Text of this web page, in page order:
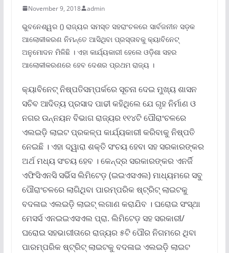
November 9, 2018 admin
ଭୁବନେଶ୍ୱର () ରାଜ୍ୟର ସମସ୍ତ ସହରାଂଚଳରେ ସାର୍ବଜନୀନ ସଡ଼କ
ଆଲୋକୀକରଣ ନିମନ୍ତେ ଆସିଥିବା ପ୍ରସ୍ତାବକୁ କ୍ୟାବିନେଟ୍
ଅନୁମୋଦନ ମିଳିଛି । ଏହା କାର୍ଯ୍ୟକାରୀ ହେଲେ ଓଡ଼ିଶା ସହର
ଆଲୋକୀକରଣରେ ହେବ ଦେଶର ପ୍ରଥମ ରାଜ୍ୟ ।
କ୍ୟାବିନେଟ୍ ନିଷ୍ପତିସମ୍ପର୍କରେ ସୂଚନା ଦେଇ ମୁଖ୍ୟ ଶାସନ
ସଚିବ ଆଦିତ୍ୟ ପ୍ରସାଦ ପାଢୀ କହିଥିଲେ ଯେ ଗୃହ ନିର୍ମାଣ ଓ
ନଗର ଉନ୍ନୟନ ବିଭାଗ ରାଜ୍ୟର ୧୧୪ଟି ପୌରାଂଚଳରେ
ଏଲଇଡ଼ି ଲାଇଟ ପ୍ରକଳ୍ପ କାର୍ଯ୍ୟକାରୀ କରିବାକୁ ନିଷ୍ପତି
ନେଇଛି । ଏହା ଦ୍ୱାରା ଶକ୍ତି ସଂଚୟ ହେବା ସହ ସରକାରଙ୍କର
ଅର୍ଥ ମଧ୍ୟ ସଂଚୟ ହେବ । କେନ୍ଦ୍ର ସରକାରଙ୍କର ଏନର୍ଜି
ଏଫିସିଏନସି ସର୍ଭିସ ଲିମିଟେଡ଼ (ଇଇଏସଏଲ) ମାଧ୍ୟମରେ ସବୁ
ପୌରାଂଚଳରେ ଲାଗିଥିବା ପାରମ୍ପରିକ ଷ୍ଟ୍ରିଟ୍ ଲାଇଟକୁ
ବଦଳାଇ ଏଲଇଡ଼ି ଲାଇଟ୍ ଲଗାଣ କରାଯିବ । ଘରୋଇ ସଂସ୍ଥା
ମେସର୍ସ ଏନଇଇଏସଏଲ ପ୍ରା. ଲିମିଟେଡ଼ ସହ ସରକାରୀ/
ଘରୋଇ ସହଭାଗୀତାରେ ରାଜ୍ୟର ୫ଟି ପୌର ନିଗମରେ ଥିବା
ପାରମ୍ପରିକ ଷ୍ଟ୍ରିଟ୍ ଲାଇଟକୁ ବଦଳାଇ ଏଲଇଡ଼ି ଲାଇଟ